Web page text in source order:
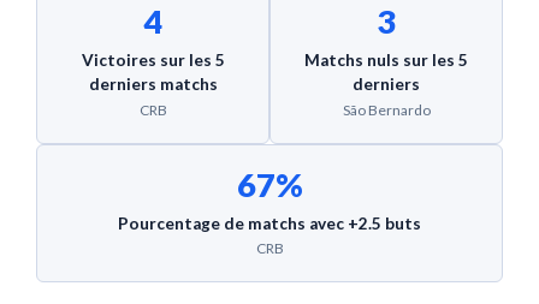
4
Victoires sur les 5
derniers matchs
CRB
3
Matchs nuls sur les 5
derniers
São Bernardo
67%
Pourcentage de matchs avec +2.5 buts
CRB